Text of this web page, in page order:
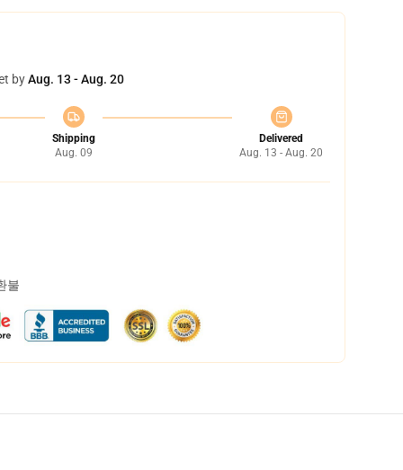
byAug. 13 - Aug. 20
Shipping
Aug. 09
Delivered
Aug. 13 - Aug. 20
불